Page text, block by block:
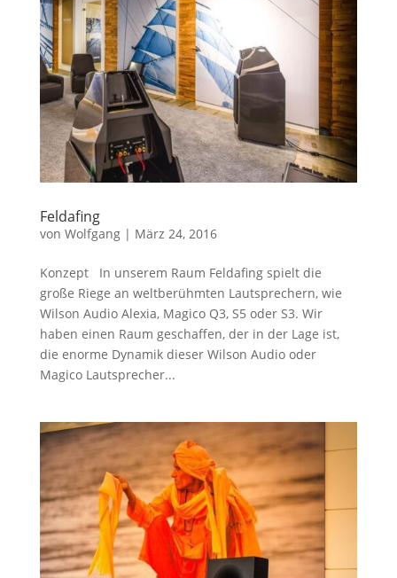
Feldafing
von Wolfgang| März 24, 2016
Konzept In unserem Raum Feldafing spielt die
große Riege an weltberühmten Lautsprechern, wie
Wilson Audio Alexia, Magico Q3, S5 oder S3. Wir
haben einen Raum geschaffen, der in der Lage ist,
die enorme Dynamik dieser Wilson Audio oder
Magico Lautsprecher...